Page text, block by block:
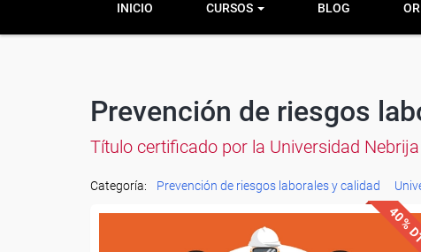
INICIO CURSOS BLOG
Prevención de riesgos
Título certificado por la Universidad
Categoría: Prevención de riesgos laborales y calidad
40%